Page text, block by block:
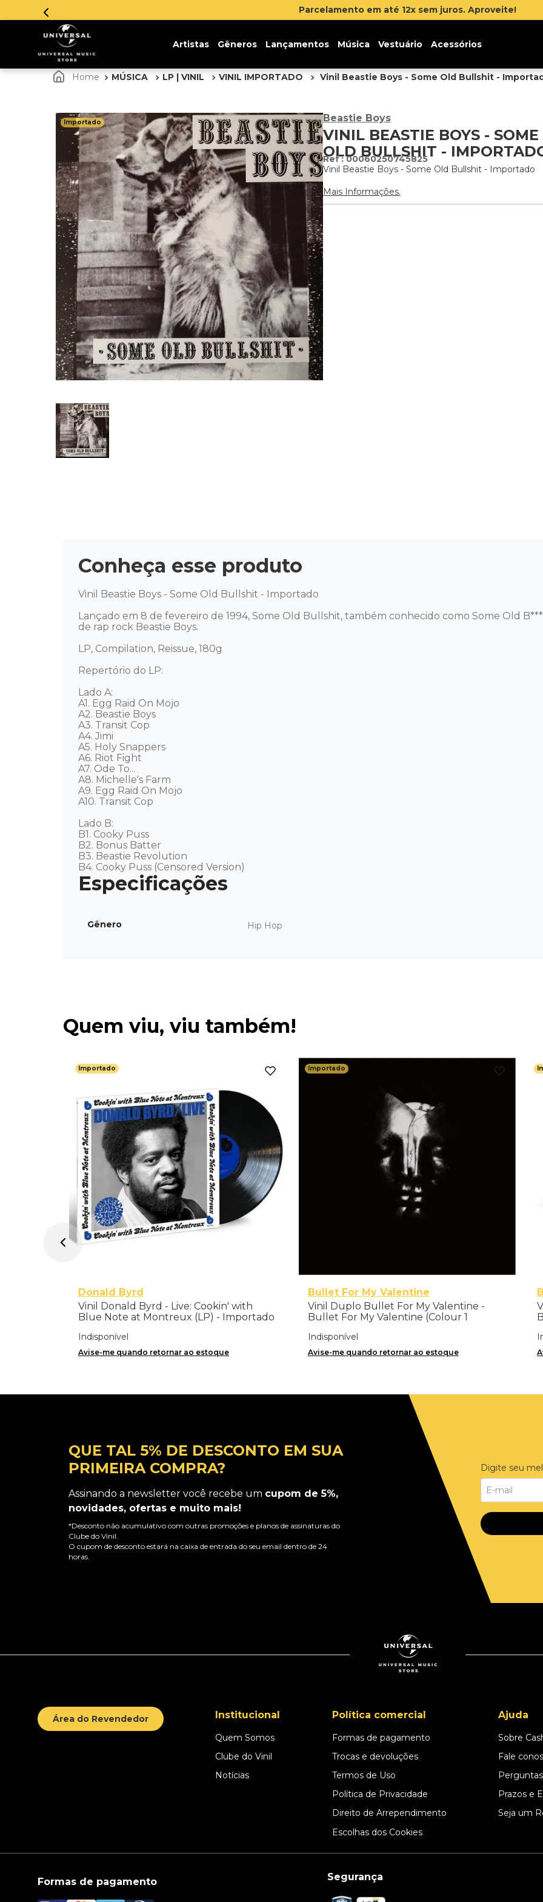
Parcelamento em até 12x sem juros. Aproveite!
Artistas Gêneros Lançamentos Música Vestuário Acessórios
MÚSICA LP | VINIL VINIL IMPORTADO Vinil Beastie Boys - Some Old Bullshit -
Importado Beastie Boys
VINIL BEASTIE BOYS - SOME
OLD BULLSHIT -
:00060250745825
Vinil Beastie Boys - Some Old Bullshit - Importado
Mais Informações.
Conheça esse produto
Vinil Beastie Boys - Some Old Bullshit - Importado
Lançado em 8 de fevereiro de 1994, Some Old Bullshit, também conhecido como Some Old
de rap rock Beastie Boys.
LP, Compilation, Reissue, 180g
Repertório do LP:
Lado A:
A1. Egg Raid On Mojo
A2. Beastie Boys
A3. Transit Cop
A4. Jimi
A5. Holy Snappers
A6. Riot Fight
A7. Ode To...
A8. Michelle's Farm
A9. Egg Raid On Mojo
A10. Transit Cop
Lado B:
B1. Cooky Puss
B2. Bonus Batter
B3. Beastie Revolution
B4. Cooky Puss (Censored Version)
Gênero Hip Hop
Quem viu, viu também!
Importado
Donald Byrd
Vinil Donald Byrd - Live: Cookin' with
Blue Note at Montreux (LP) - Importado
Indisponível
Avise-me quando retornar ao estoque
Importado
Bullet For My Valentine
Vinil Duplo Bullet For My Valentine -
Bullet For My Valentine (Colour 1
Indisponível
Avise-me quando retornar ao estoque
QUE TAL 5% DE DESCONTO EM SUA
PRIMEIRA COMPRA?
Assinando a newsletter você recebe um cupom de 5%,
novidades, ofertas e muito mais!
*Desconto não acumulativo com outras promoções e planos de assinaturas do
Clube do Vinil.
O cupom de desconto estará na caixa de entrada do seu email dentro de 24
horas.
Digite seu
Área do Revendedor Institucional
Quem Somos
Clube do Vinil
Notícias
Política comercial
Formas de pagamento
Trocas e devoluções
Termos de Uso
Política de Privacidade
Direito de Arrependimento
Escolhas dos Cookies
Ajuda
Sobre
Fale
Prazos e
Seja um
Formas de pagamento Segurança